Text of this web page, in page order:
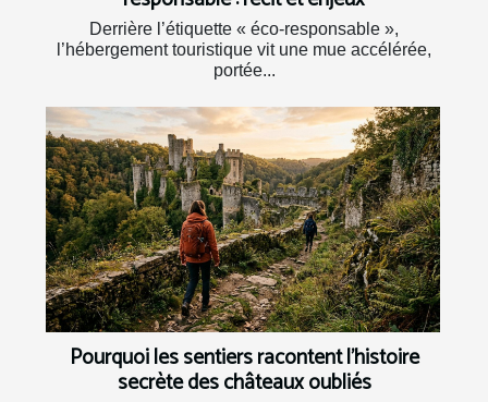
Derrière l’étiquette « éco-responsable »,
l’hébergement touristique vit une mue accélérée,
portée...
Pourquoi les sentiers racontent l’histoire
secrète des châteaux oubliés